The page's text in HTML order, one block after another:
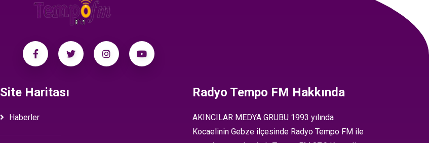
Site Haritası
Haberler
Radyo Tempo FM Hakkında
AKINCILAR MEDYA GRUBU 1993 yılında
Kocaelinin Gebze ilçesinde Radyo Tempo FM ile